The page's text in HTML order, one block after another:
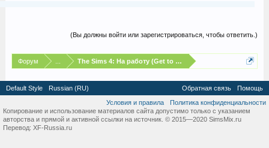
(Вы должны войти или зарегистрироваться, чтобы ответить.)
Форум The Sims 4: На работу (Get to Work)
Default Style Russian (RU) Обратная связь
Помощь
Условия и правила
Политика конфиденциальности
Копирование и использование материалов сайта допустимо только с указанием
авторства и прямой и активной ссылки на источник. © 2015—2020 SimsMix.ru
Перевод: XF-Russia.ru